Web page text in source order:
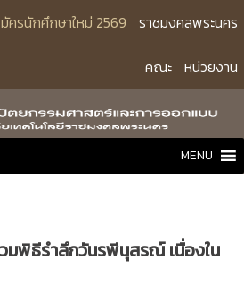
ครนักศึกษาใหม่ 2569 ราชมงคลพระนคร
คณะ หน่วยงาน
MENU
มพิธีรำลึกวันรพีนุสรณ์ เนื่องใน